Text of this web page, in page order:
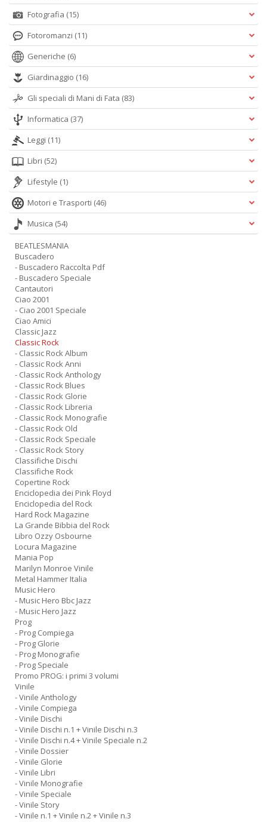
Fotografia (15)
Fotoromanzi (11)
Generiche (6)
Giardinaggio (16)
Gli speciali di Mani di Fata (83)
Informatica (37)
Leggi (11)
Libri (52)
Lifestyle (1)
Motori e Trasporti (46)
Musica (54)
BEATLESMANIA
Buscadero
- Buscadero Raccolta Pdf
- Buscadero Speciale
Cantautori
Ciao 2001
- Ciao 2001 Speciale
Ciao Amici
Classic Jazz
Classic Rock
- Classic Rock Album
- Classic Rock Anni
- Classic Rock Anthology
- Classic Rock Blues
- Classic Rock Glorie
- Classic Rock Libreria
- Classic Rock Monografie
- Classic Rock Old
- Classic Rock Speciale
- Classic Rock Story
Classifiche Dischi
Classifiche Rock
Copertine Rock
Enciclopedia dei Pink Floyd
Enciclopedia del Rock
Hard Rock Magazine
La Grande Bibbia del Rock
Libro Ozzy Osbourne
Locura Magazine
Mania Pop
Marilyn Monroe Vinile
Metal Hammer Italia
Music Hero
- Music Hero Bbc Jazz
- Music Hero Jazz
Prog
- Prog Compiega
- Prog Glorie
- Prog Monografie
- Prog Speciale
Promo PROG: i primi 3 volumi
Vinile
- Vinile Anthology
- Vinile Compiega
- Vinile Dischi
- Vinile Dischi n.1 + Vinile Dischi n.3
- Vinile Dischi n.4 + Vinile Speciale n.2
- Vinile Dossier
- Vinile Glorie
- Vinile Libri
- Vinile Monografie
- Vinile Speciale
- Vinile Story
- Vinile n.1 + Vinile n.2 + Vinile n.3